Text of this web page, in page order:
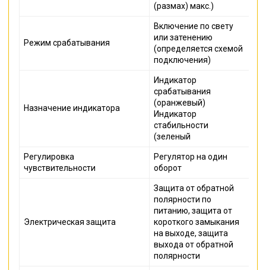
(размах) макс.)
Режим срабатывания
Включение по свету
или затенению
(определяется схемой
подключения)
Назначение индикатора
Индикатор
срабатывания
(оранжевый)
Индикатор
стабильности
(зеленый
Регулировка
чувствительности
Регулятор на один
оборот
Электрическая защита
Защита от обратной
полярности по
питанию, защита от
короткого замыкания
на выходе, защита
выхода от обратной
полярности